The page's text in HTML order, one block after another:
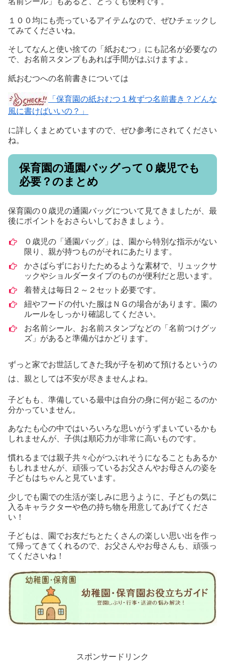
１００均にも売っているアイテムなので、ぜひチェックし
てみてくださいね。
そしてなんと使い捨ての「紙おむつ」にも記名が必要なの
で、お名前スタンプもあれば手間がはぶけますよ。
紙おむつへの名前書きについては
「保育園の紙おむつ１枚ずつ名前書き？どんな
風に書けばいいの？」
に詳しくまとめていますので、ぜひ参考にされてください
ね。
保育園の通園バッグって０歳児でも
必要？のまとめ
保育園の０歳児の通園バッグについて見てきましたが、最
後にポイントをおさらいしておきましょう。
０歳児の「通園バッグ」は、園から特別な指示がない
限り、親が持つものがそれにあたります。
かさばらずにおりたためるような素材で、リュックサ
ックやショルダータイプのものが便利だと思います。
着替えは毎日２～２セット必要です。
紐やフードの付いた服はＮＧの場合があります。園の
ルールをしっかり確認してください。
お名前シール、お名前スタンプなどの「名前つけグッ
ズ」があると準備がはかどります。
ずっと家でお世話してきた我が子を初めて預けるというの
は、親としては不安が尽きませんよね。
子どもも、準備している最中は自分の身に何が起こるのか
分かっていません。
あなたも心の中ではいろいろな思いがうずまいているかも
しれませんが、子供は順応力が非常に高いものです。
慣れるまでは親子共々心がつぶれそうになることもあるか
もしれませんが、頑張っているお父さんやお母さんの姿を
子どもはちゃんと見ています。
少しでも園での生活が楽しみに思うように、子どもの気に
入るキャラクターや色の持ち物を用意してあげてくださ
い！
子どもは、園でお友だちとたくさんの楽しい思い出を作っ
て帰ってきてくれるので、お父さんやお母さんも、頑張っ
てくださいね！
スポンサードリンク